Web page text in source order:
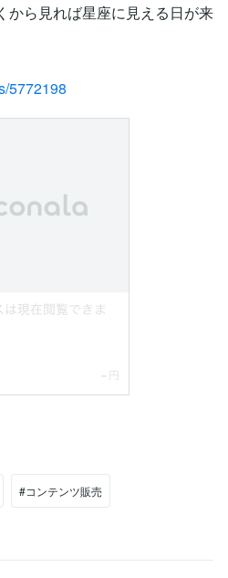
から見れば星座に見える日が来
5772198
#コンテンツ販売